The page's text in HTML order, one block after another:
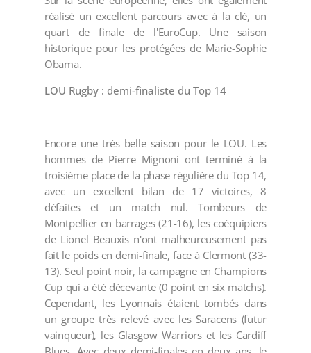
réalisé un excellent parcours avec à la clé, un
quart de finale de l'EuroCup. Une saison
historique pour les protégées de Marie-Sophie
Obama.
LOU Rugby : demi-finaliste du Top 14
Encore une très belle saison pour le LOU. Les
hommes de Pierre Mignoni ont terminé à la
troisième place de la phase régulière du Top 14,
avec un excellent bilan de 17 victoires, 8
défaites et un match nul. Tombeurs de
Montpellier en barrages (21-16), les coéquipiers
de Lionel Beauxis n'ont malheureusement pas
fait le poids en demi-finale, face à Clermont (33-
13). Seul point noir, la campagne en Champions
Cup qui a été décevante (0 point en six matchs).
Cependant, les Lyonnais étaient tombés dans
un groupe très relevé avec les Saracens (futur
vainqueur), les Glasgow Warriors et les Cardiff